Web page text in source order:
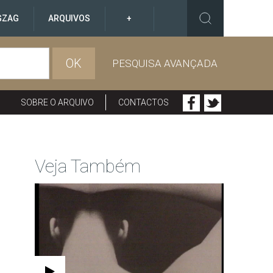
ARQUIVOS +
OK PESQUISA AVANÇADA
SOBRE O ARQUIVO CONTACTOS
Veja Também